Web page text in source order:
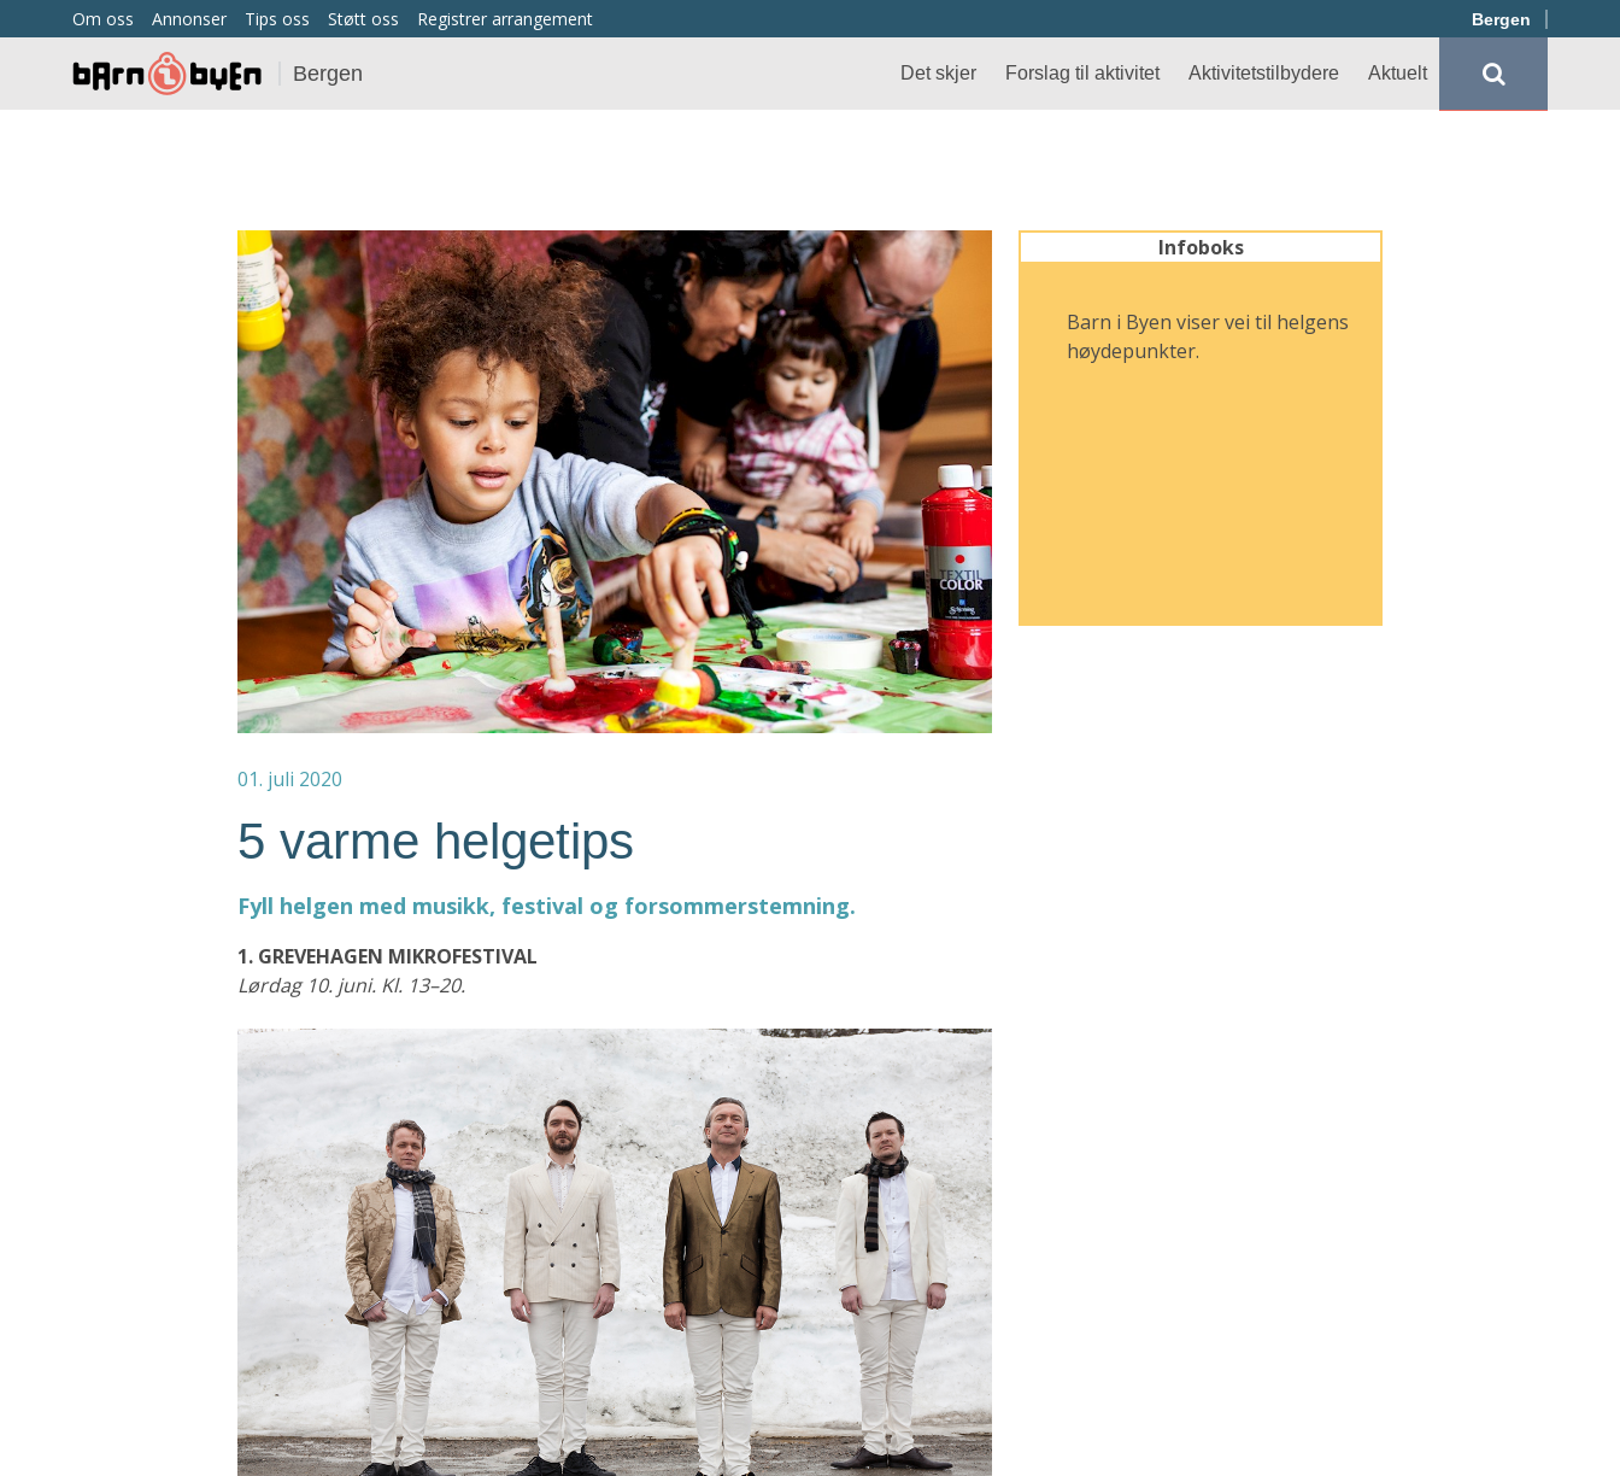
Om oss Annonser Tips oss Støtt oss Registrer arrangement Bergen
Bergen Det skjer Forslag til aktivitet Aktivitetstilbydere Aktuelt
01. juli 2020
5 varme helgetips
Fyll helgen med musikk, festival og forsommerstemning.
1. GREVEHAGEN MIKROFESTIVAL
Lørdag 10. juni. Kl. 13–20.
Infoboks
Barn i Byen viser vei til helgens
høydepunkter.